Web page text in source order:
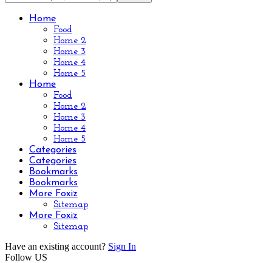
Home
Food
Home 2
Home 3
Home 4
Home 5
Home
Food
Home 2
Home 3
Home 4
Home 5
Categories
Categories
Bookmarks
Bookmarks
More Foxiz
Sitemap
More Foxiz
Sitemap
Have an existing account? Sign In
Follow US